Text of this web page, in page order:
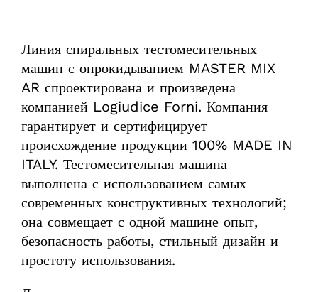
Линия спиральных тестомесительных
машин с опрокидыванием MASTER MIX
AR спроектирована и произведена
компанией Logiudice Forni. Компания
гарантирует и сертифицирует
происхождение продукции 100% MADE IN
ITALY. Тестомесительная машина
выполнена с использованием самых
современных конструктивных технологий;
она совмещает с одной машине опыт,
безопасность работы, стильный дизайн и
простоту использования.